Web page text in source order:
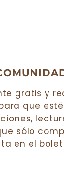
gratis y
que
sólo
en el